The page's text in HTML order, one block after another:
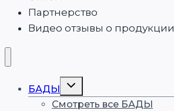
Партнерство
Видео отзывы о продукции
БАДЫ
Переключить
меню
Смотреть все БАДЫ